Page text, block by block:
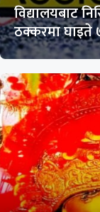
विद्यालयबाट
ठक्करमा घाइते